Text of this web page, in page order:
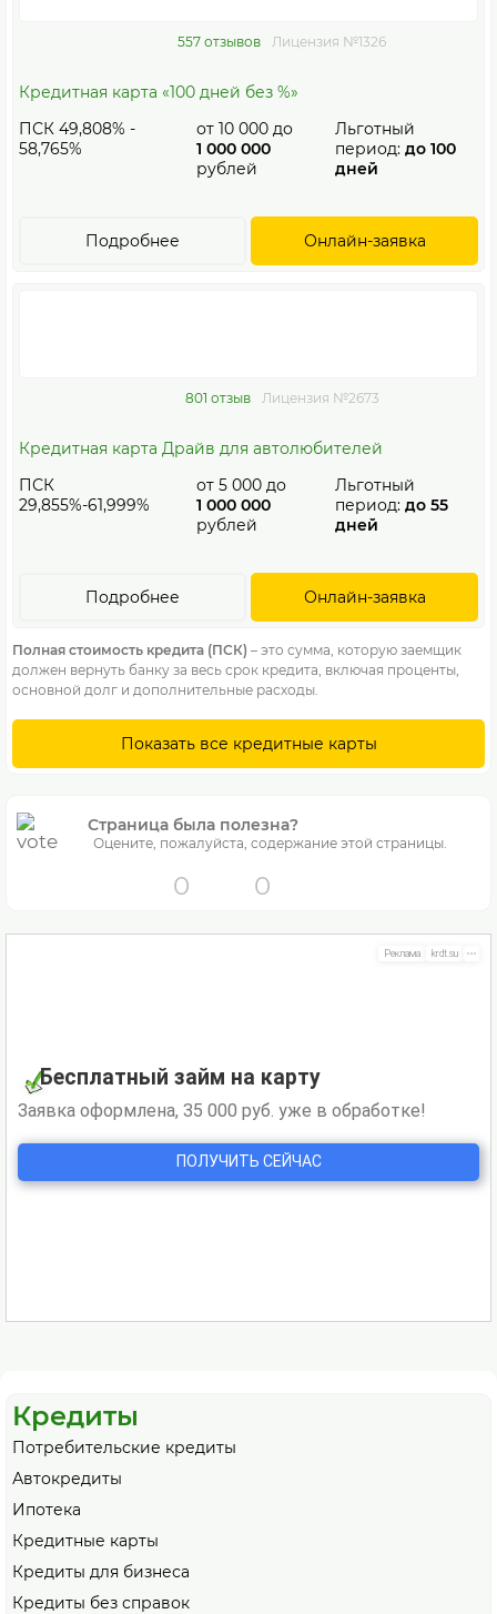
557 отзывов Лицензия №1326
Кредитная карта «100 дней без %»
ПСК 49,808% -
58,765%
от 10 000 до
1 000 000
рублей
Льготный
период: до 100
дней
Онлайн-заявка
Подробнее
801 отзыв Лицензия №2673
Кредитная карта Драйв для автолюбителей
ПСК
29,855%-61,999%
от 5 000 до
1 000 000
рублей
Льготный
период: до 55
дней
Онлайн-заявка
Подробнее
Полная стоимость кредита (ПСК) – это сумма, которую заемщик
должен вернуть банку за весь срок кредита, включая проценты,
основной долг и дополнительные расходы.
Показать все кредитные карты
Страница была полезна?
Оцените, пожалуйста, содержание этой страницы.
0 0
Кредиты
Потребительские кредиты
Автокредиты
Ипотека
Кредитные карты
Кредиты для бизнеса
Кредиты без справок